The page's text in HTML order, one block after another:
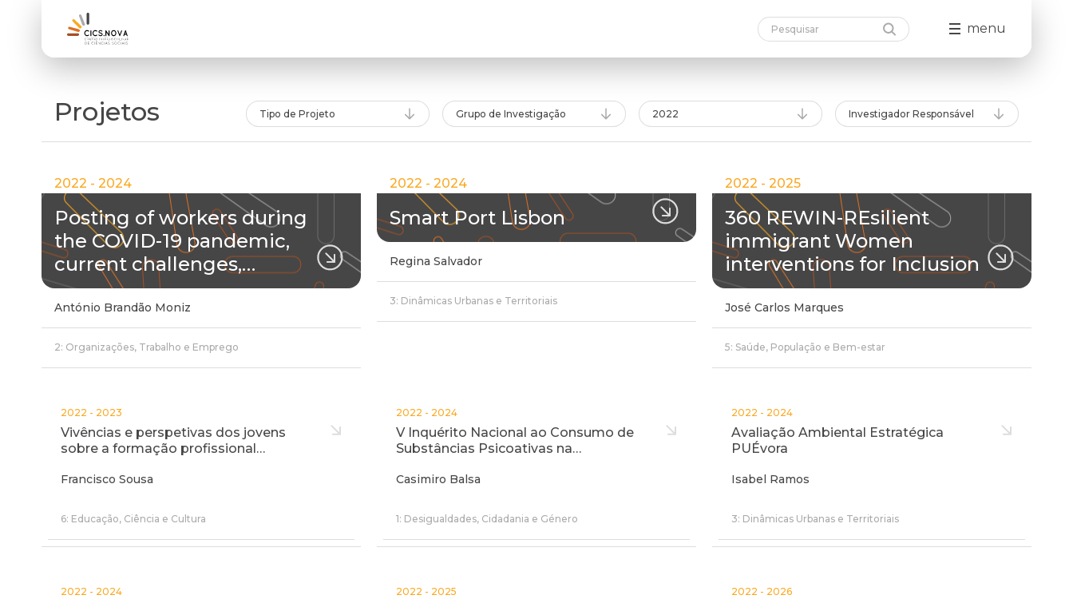
menu
Projetos Tipo de Projeto Grupo de Investigação 2022 Investigador Responsável
2022 - 2024
Posting of workers during
the COVID-19 pandemic,
current challenges,…
António Brandão Moniz
2: Organizações, Trabalho e Emprego
2022 - 2024
Smart Port Lisbon
Regina Salvador
3: Dinâmicas Urbanas e Territoriais
2022 - 2025
360 REWIN-REsilient
immigrant Women
interventions for Inclusion
José Carlos Marques
5: Saúde, População e Bem-estar
2022 - 2023
Vivências e perspetivas dos jovens
sobre a formação profissional…
Francisco Sousa
6: Educação, Ciência e Cultura
2022 - 2024
V Inquérito Nacional ao Consumo de
Substâncias Psicoativas na…
Casimiro Balsa
1: Desigualdades, Cidadania e Género
2022 - 2024
Avaliação Ambiental Estratégica
PUÉvora
Isabel Ramos
3: Dinâmicas Urbanas e Territoriais
2022 - 2024 2022 - 2025 2022 - 2026